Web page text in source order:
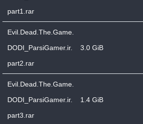
part1.rar
Evil.Dead.The.Game.
DODI_ParsiGamer.ir.
part2.rar
3.0 GiB
Evil.Dead.The.Game.
DODI_ParsiGamer.ir.
part3.rar
1.4 GiB